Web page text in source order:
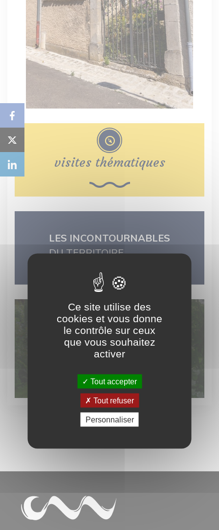
visites thématiques
LES INCONTOURNABLES
DU TERRITOIRE
Découvrez
le patrimoine vert
Ce site utilise des
cookies et vous donne
le contrôle sur ceux
que vous souhaitez
activer
Tout accepter
Tout refuser
Personnaliser